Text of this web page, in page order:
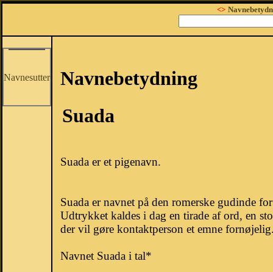
<>
Navnesutter
Navnebetydning
Suada
Suada er et pigenavn.
Suada er navnet på den romerske gudinde
Udtrykket kaldes i dag en tirade af ord, en
der vil gøre kontaktperson et emne
Navnet Suada i tal*